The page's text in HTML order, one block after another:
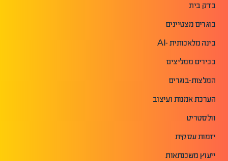
בדק בית
בוגרים מצטיינים
בינה מלאכותית -AI
בכירים ממליצים
המלצות-בוגרים
הערכת אמנות ועיצוב
וולסטריט
יזמות עסקית
ייעוץ משכנתאות